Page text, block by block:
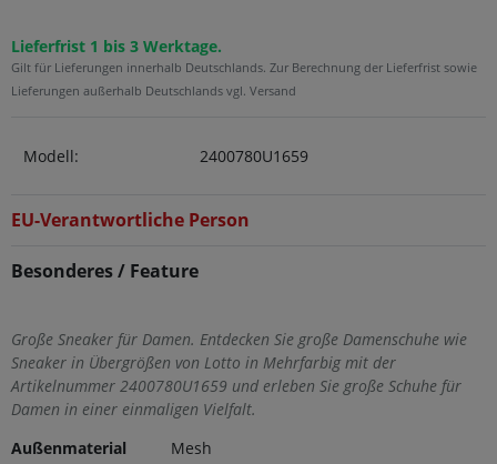
Lieferfrist 1 bis 3 Werktage.
Gilt für Lieferungen innerhalb Deutschlands. Zur Berechnung der Lieferfrist sowie
Lieferungen außerhalb Deutschlands vgl. Versand
Modell: 2400780U1659
EU-Verantwortliche Person
Besonderes / Feature
Große Sneaker für Damen. Entdecken Sie große Damenschuhe wie
Sneaker in Übergrößen von Lotto in Mehrfarbig mit der
Artikelnummer 2400780U1659 und erleben Sie große Schuhe für
Damen in einer einmaligen Vielfalt.
Außenmaterial
Mesh